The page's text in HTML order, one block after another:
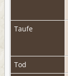
Taufe
Tod